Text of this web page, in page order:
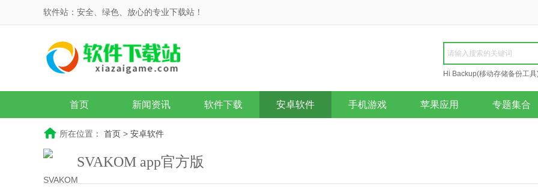
软件站：安全、绿色、放心的专业下载站！
Hi Backup(移动存储备份工具
Repair
首页 新闻资讯 软件下载 安卓软件 手机游戏 苹果应用 专题集合
所在位置： 首页 > 安卓软件
SVAKOM app官方版